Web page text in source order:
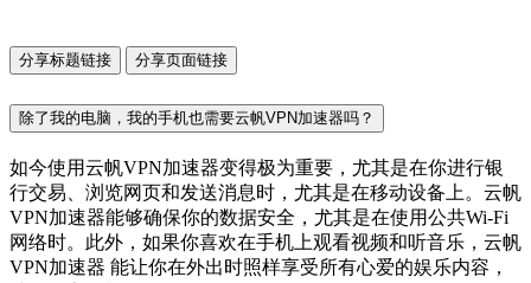
分享标题链接 分享页面链接
除了我的电脑，我的手机也需要云帆VPN加速器吗？
如今使用云帆VPN加速器变得极为重要，尤其是在你进行银
行交易、浏览网页和发送消息时，尤其是在移动设备上。云帆
VPN加速器能够确保你的数据安全，尤其是在使用公共Wi-Fi
网络时。此外，如果你喜欢在手机上观看视频和听音乐，云帆
VPN加速器 能让你在外出时照样享受所有心爱的娱乐内容，